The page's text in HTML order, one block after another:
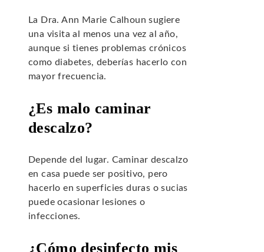
La Dra. Ann Marie Calhoun sugiere
una visita al menos una vez al año,
aunque si tienes problemas crónicos
como diabetes, deberías hacerlo con
mayor frecuencia.
¿Es malo caminar
descalzo?
Depende del lugar. Caminar descalzo
en casa puede ser positivo, pero
hacerlo en superficies duras o sucias
puede ocasionar lesiones o
infecciones.
¿Cómo desinfecto mis